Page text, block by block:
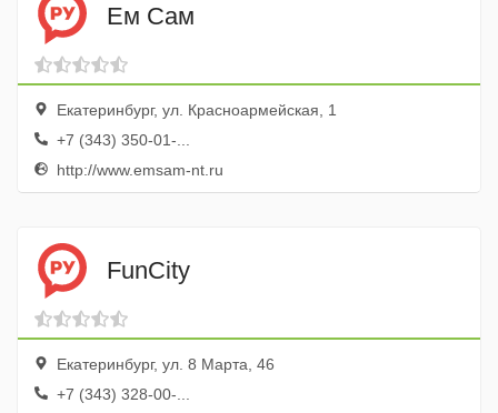
Ем Сам
Екатеринбург, ул. Красноармейская, 1
+7 (343) 350-01-...
http://www.emsam-nt.ru
FunCity
Екатеринбург, ул. 8 Марта, 46
+7 (343) 328-00-...